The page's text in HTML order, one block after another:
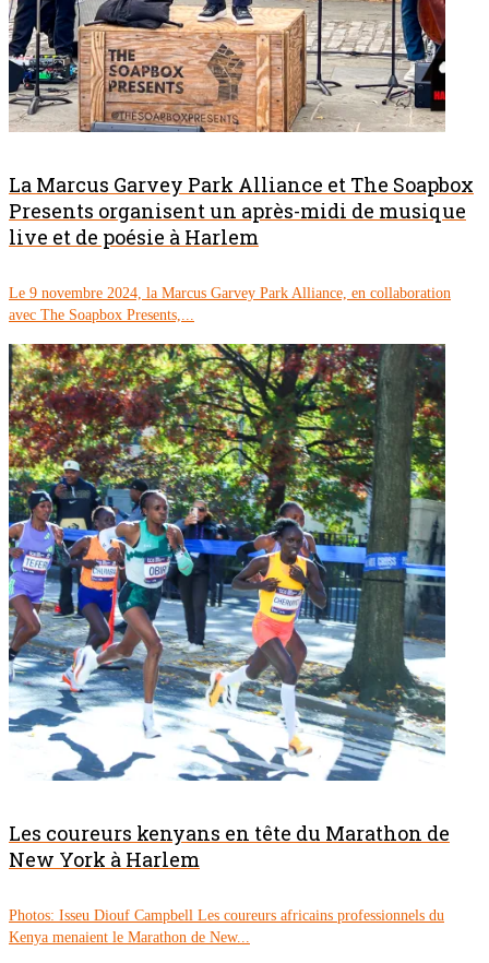
La Marcus Garvey Park Alliance et The Soapbox
Presents organisent un après-midi de musique
live et de poésie à Harlem
Le 9 novembre 2024, la Marcus Garvey Park Alliance, en collaboration
avec The Soapbox Presents,...
Les coureurs kenyans en tête du Marathon de
New York à Harlem
Photos: Isseu Diouf Campbell Les coureurs africains professionnels du
Kenya menaient le Marathon de New...